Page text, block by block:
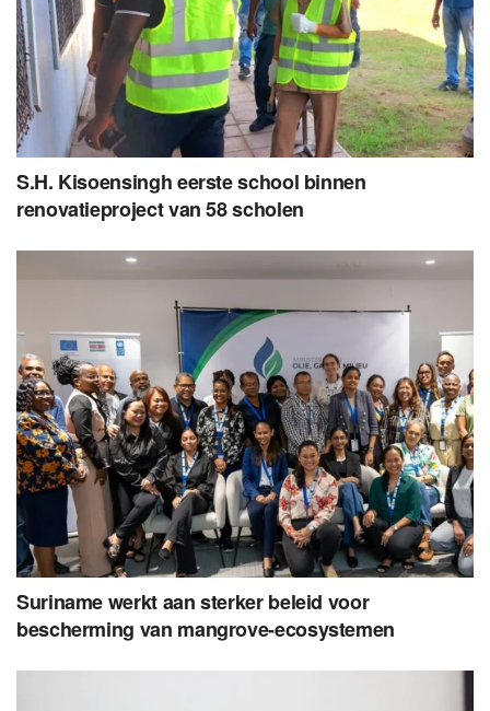
S.H. Kisoensingh eerste school binnen
renovatieproject van 58 scholen
Suriname werkt aan sterker beleid voor
bescherming van mangrove-ecosystemen